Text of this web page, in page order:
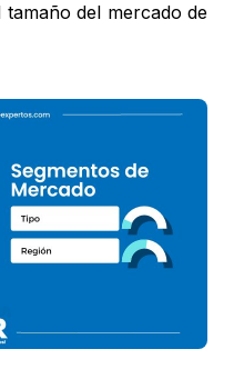
del mercado de